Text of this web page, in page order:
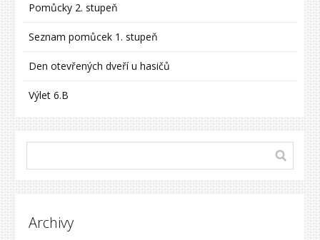
Pomůcky 2. stupeň
Seznam pomůcek 1. stupeň
Den otevřených dveří u hasičů
Výlet 6.B
Archivy